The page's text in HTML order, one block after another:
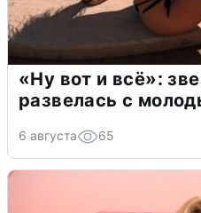
«Ну вот и всё»:
развелась с
6 августа 65